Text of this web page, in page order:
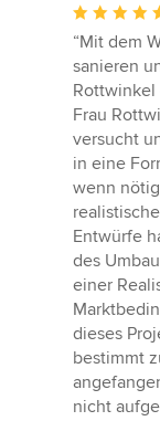
Bewertung:
5
von
5
Sternen
“Mit dem
sanieren
Rottwinkel
Frau
versucht
in eine
wenn
Entwürfe
des
einer
dieses
bestimmt
nicht